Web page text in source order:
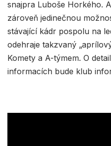
snajpra Luboše Horkého.
zároveň jedinečnou
stávající kádr pospolu na
odehraje takzvaný
Komety a A-týmem. O
informacích bude klub